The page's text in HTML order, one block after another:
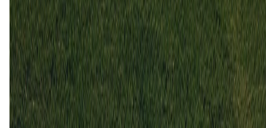
FK Haugesund
25 mrt
2026
Viking
FK Haugesund
11 mei 2025
FK Haugesund